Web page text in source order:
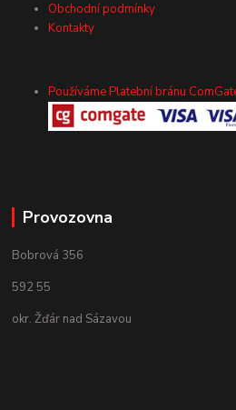
Obchodní podmínky
Kontakty
Používáme Platební bránu
Provozovna
Bobrová 356
592 55
okr. Žďár nad Sázavou